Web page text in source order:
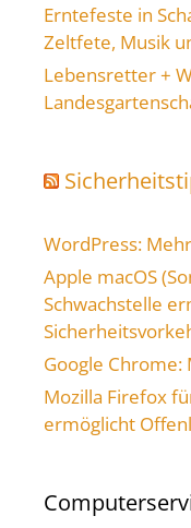
Erntefeste in
Zeltfete, Musik
Lebensretter +
WordPress:
Apple macOS
Schwachstelle
Google Chrome:
Mozilla Firefox
ermöglicht